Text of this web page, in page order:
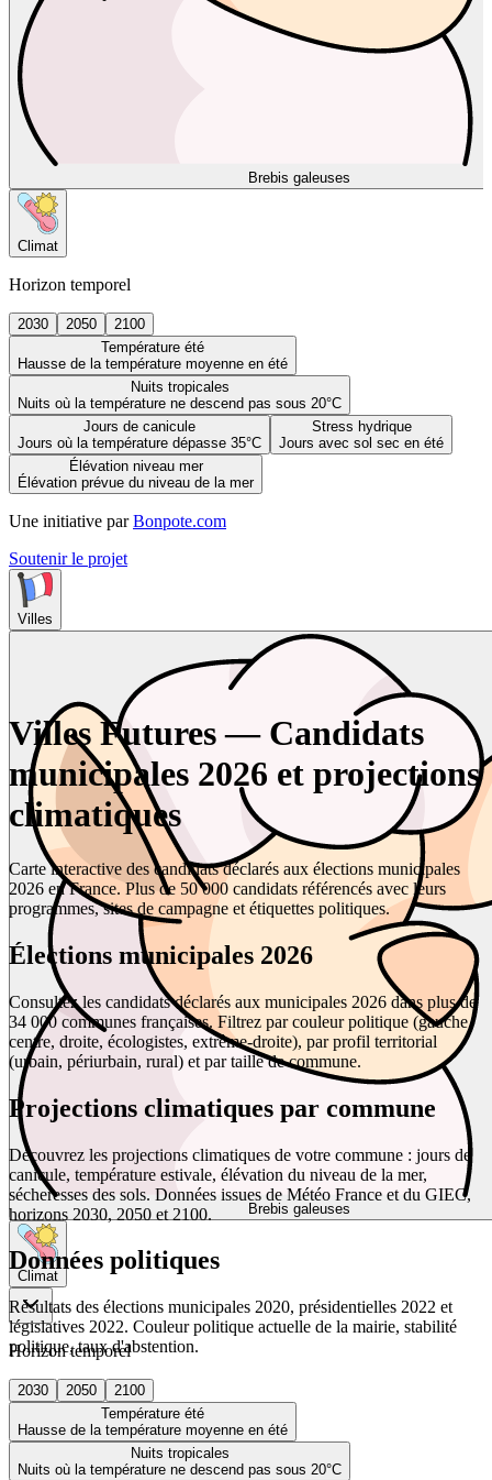
Brebis galeuses
Climat
Horizon temporel
2030 2050
2100
Température été
Hausse de la température moyenne en été
Nuits tropicales
Nuits où la température ne descend pas sous 20°C
Jours de canicule
Jours où la température dépasse 35°C
Stress hydrique
Jours avec sol sec en été
Élévation niveau mer
Élévation prévue du niveau de la mer
Une initiative par Bonpote.com
Soutenir le projet
Villes
Brebis galeuses
Climat
Horizon temporel
2030 2050
2100
Température été
Hausse de la température moyenne en été
Nuits tropicales
Nuits où la température ne descend pas sous 20°C
Villes Futures — Candidats
municipales 2026 et projections
climatiques
Carte interactive des candidats déclarés aux élections municipales
2026 en France. Plus de 50 000 candidats référencés avec leurs
programmes, sites de campagne et étiquettes politiques.
Élections municipales 2026
Consultez les candidats déclarés aux municipales 2026 dans plus de
34 000 communes françaises. Filtrez par couleur politique (gauche,
centre, droite, écologistes, extrême-droite), par profil territorial
(urbain, périurbain, rural) et par taille de commune.
Projections climatiques par commune
Découvrez les projections climatiques de votre commune : jours de
canicule, température estivale, élévation du niveau de la mer,
sécheresses des sols. Données issues de Météo France et du GIEC,
horizons 2030, 2050 et 2100.
Données politiques
Résultats des élections municipales 2020, présidentielles 2022 et
législatives 2022. Couleur politique actuelle de la mairie, stabilité
politique, taux d'abstention.